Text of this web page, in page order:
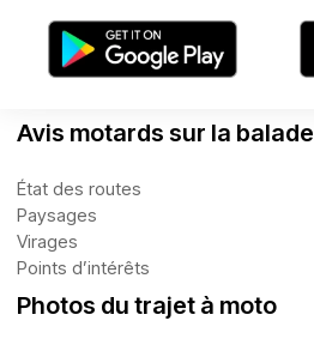
Avis motards sur la balade
État des routes
Paysages
Virages
Points d’intérêts
Photos du trajet à moto